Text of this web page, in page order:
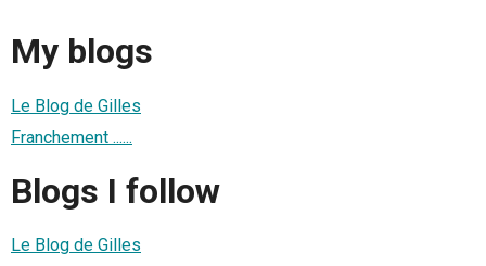
My blogs
Le Blog de Gilles
Franchement ......
Blogs I follow
Le Blog de Gilles